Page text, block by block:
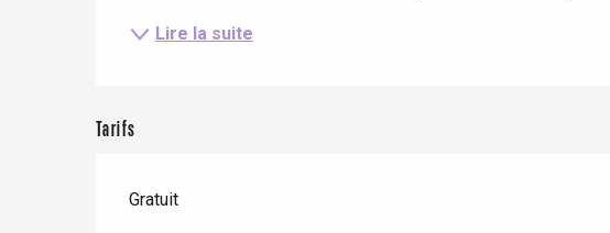
Lire la suite
Tarifs
Gratuit